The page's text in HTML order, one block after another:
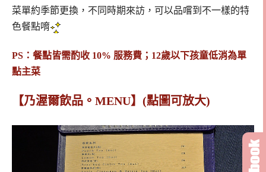
菜單約季節更換，不同時期來訪，可以品嚐到不一樣的特
色餐點唷
PS：餐點皆需酌收 10% 服務費；12歲以下孩童低消為單
點主菜
【乃渥爾飲品。MENU】(點圖可放大)